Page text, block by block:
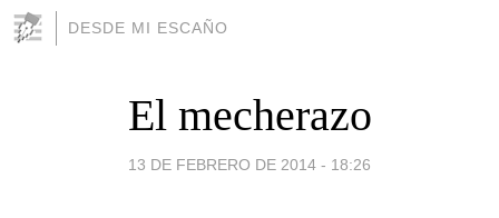
DESDE MI ESCAÑO
El mecherazo
13 DE FEBRERO DE 2014 - 18:26